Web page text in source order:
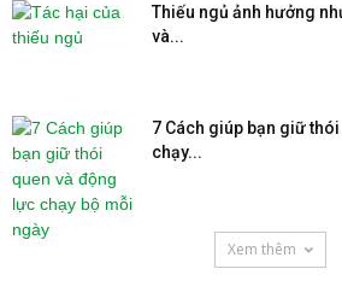
Thiếu ngủ ảnh hưởng
và...
7 Cách giúp bạn giữ
chạy...
Xem thêm